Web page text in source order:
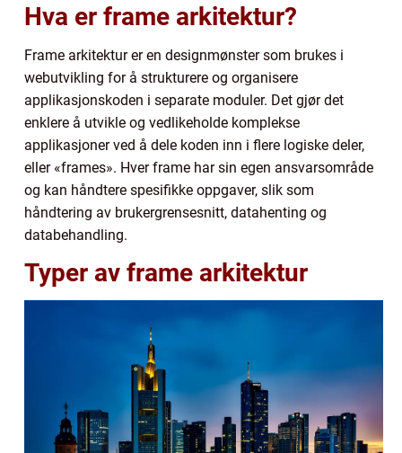
Hva er frame arkitektur?
Frame arkitektur er en designmønster som brukes i
webutvikling for å strukturere og organisere
applikasjonskoden i separate moduler. Det gjør det
enklere å utvikle og vedlikeholde komplekse
applikasjoner ved å dele koden inn i flere logiske deler,
eller «frames». Hver frame har sin egen ansvarsområde
og kan håndtere spesifikke oppgaver, slik som
håndtering av brukergrensesnitt, datahenting og
databehandling.
Typer av frame arkitektur